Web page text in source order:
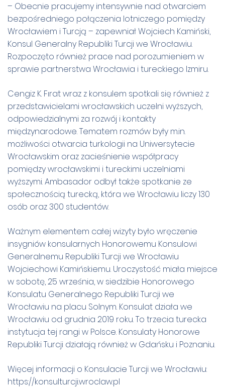
– Obecnie pracujemy intensywnie nad otwarciem
bezpośredniego połączenia lotniczego pomiędzy
Wrocławiem i Turcją – zapewniał Wojciech Kamiński,
Konsul Generalny Republiki Turcji we Wrocławiu.
Rozpoczęto również prace nad porozumieniem w
sprawie partnerstwa Wrocławia i tureckiego Izmiru.
Cengiz K. Fırat wraz z konsulem spotkali się również z
przedstawicielami wrocławskich uczelni wyższych,
odpowiedzialnymi za rozwój i kontakty
międzynarodowe. Tematem rozmów były m.in.
możliwości otwarcia turkologii na Uniwersytecie
Wrocławskim oraz zacieśnienie współpracy
pomiędzy wrocławskimi i tureckimi uczelniami
wyższymi. Ambasador odbył także spotkanie ze
społecznością turecką, która we Wrocławiu liczy 130
osób oraz 300 studentów.
Ważnym elementem całej wizyty było wręczenie
insygniów konsularnych Honorowemu Konsulowi
Generalnemu Republiki Turcji we Wrocławiu
Wojciechowi Kamińskiemu. Uroczystość miała miejsce
w sobotę, 25 września, w siedzibie Honorowego
Konsulatu Generalnego Republiki Turcji we
Wrocławiu na placu Solnym. Konsulat działa we
Wrocławiu od grudnia 2019 roku. To trzecia turecka
instytucja tej rangi w Polsce. Konsulaty Honorowe
Republiki Turcji działają również w Gdańsku i Poznaniu.
Więcej informacji o Konsulacie Turcji we Wrocławiu:
https://konsulturcji.wroclaw.pl